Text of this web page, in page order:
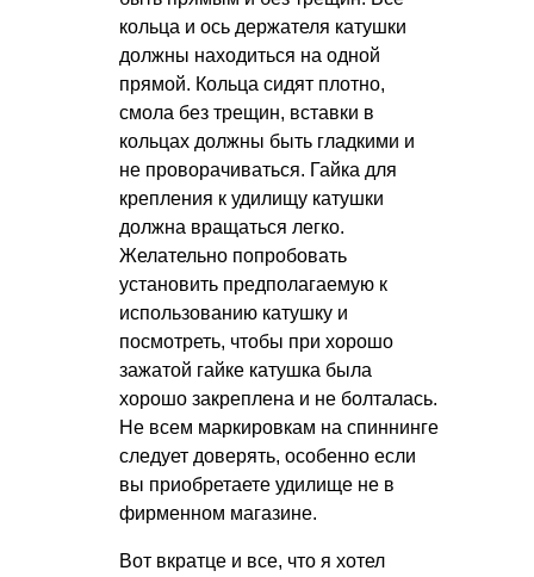
кольца и ось держателя катушки
должны находиться на одной
прямой. Кольца сидят плотно,
смола без трещин, вставки в
кольцах должны быть гладкими и
не проворачиваться. Гайка для
крепления к удилищу катушки
должна вращаться легко.
Желательно попробовать
установить предполагаемую к
использованию катушку и
посмотреть, чтобы при хорошо
зажатой гайке катушка была
хорошо закреплена и не болталась.
Не всем маркировкам на спиннинге
следует доверять, особенно если
вы приобретаете удилище не в
фирменном магазине.
Вот вкратце и все, что я хотел